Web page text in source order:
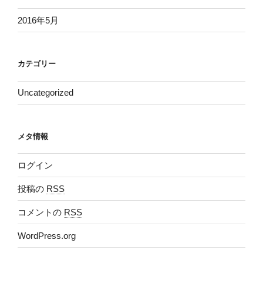
2016年5月
カテゴリー
Uncategorized
メタ情報
ログイン
投稿の RSS
コメントの RSS
WordPress.org